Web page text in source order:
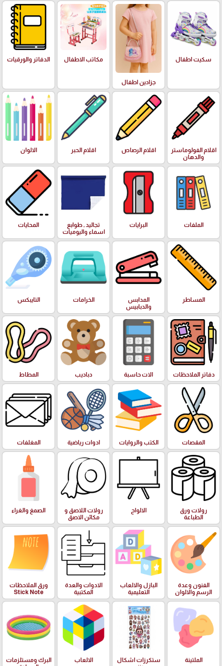
سكيت اطفال
جزادين اطفال
مكاتب الاطفال الدفاتر والورقيات
اقلام الفولوماستر
والدهان
اقلام الرصاص اقلام الحبر الالوان
الملفات البرايات
تجاليد , طوابع
اسماء واليوميات
المحايات
المساطر
المدابس
والدبابيس
الخرامات التايبكس
دفاتر الملاحظات الات حاسبة دباديب المطاط
المقصات الكتب والروايات ادوات رياضية المغلفات
رولات ورق
الطباعة
الالواح
رولات اللاصق و
مكائن الاصق
الصمغ والغراء
الفنون وعدة
الرسم والالوان
البازل والالعاب
التعليمية
الادوات والعدة
المكتبية
ورق الملاحظات
Stick Note
الملتينة
ستكرزات اشكال
الالعاب
البرك ومستلزمات